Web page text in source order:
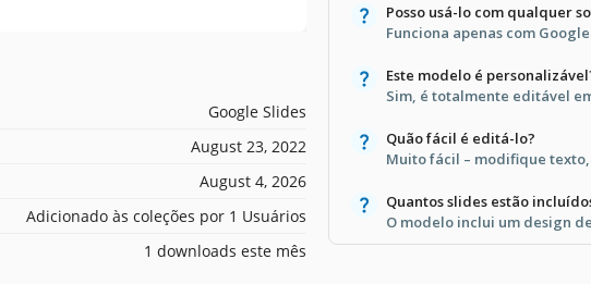
Google Slides
August 23, 2022
August 4, 2026
Adicionado às coleções por 1 Usuários
1 downloads este mês
Posso usá-lo com qualquer
Funciona apenas com
Este modelo é
Sim, é totalmente editável
Quão fácil é editá-lo?
Muito fácil – modifique
Quantos slides estão
O modelo inclui um design